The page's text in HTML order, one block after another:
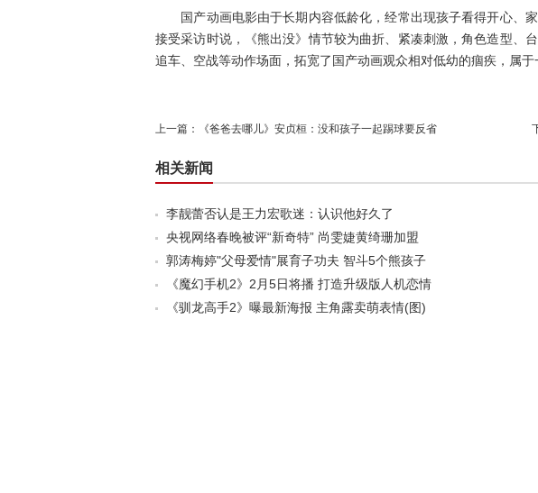
国产动画电影由于长期内容低龄化，经常出现孩子看得开心、
接受采访时说，《熊出没》情节较为曲折、紧凑刺激，角色造型、
追车、空战等动作场面，拓宽了国产动画观众相对低幼的痼疾，属
上一篇： 《爸爸去哪儿》安贞桓：没和孩子一起踢球要反省
相关新闻
李靓蕾否认是王力宏歌迷：认识他好久了
央视网络春晚被评“新奇特” 尚雯婕黄绮珊加盟
郭涛梅婷"父母爱情"展育子功夫 智斗5个熊孩子
《魔幻手机2》2月5日将播 打造升级版人机恋情
《驯龙高手2》曝最新海报 主角露卖萌表情(图)